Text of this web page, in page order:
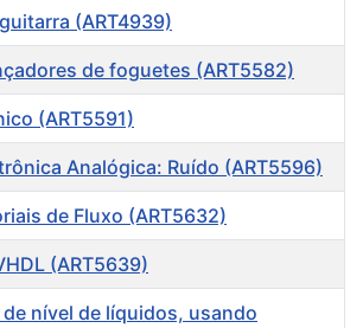
(ART4939)
de foguetes (ART5582)
(ART5591)
Analógica: Ruído (ART5596)
de Fluxo (ART5632)
(ART5639)
nível de líquidos, usando